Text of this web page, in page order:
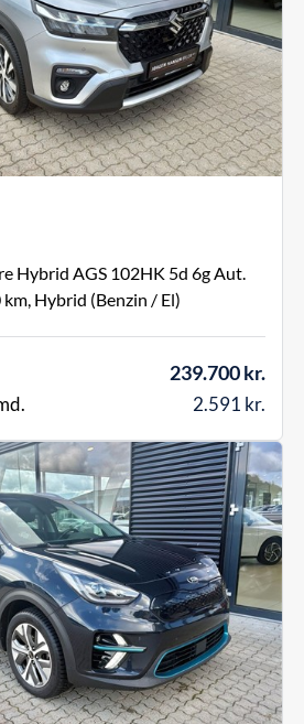
Hybrid AGS 102HK 5d 6g Aut.
239.700 kr.
2.591 kr.
Hybrid (Benzin / El)